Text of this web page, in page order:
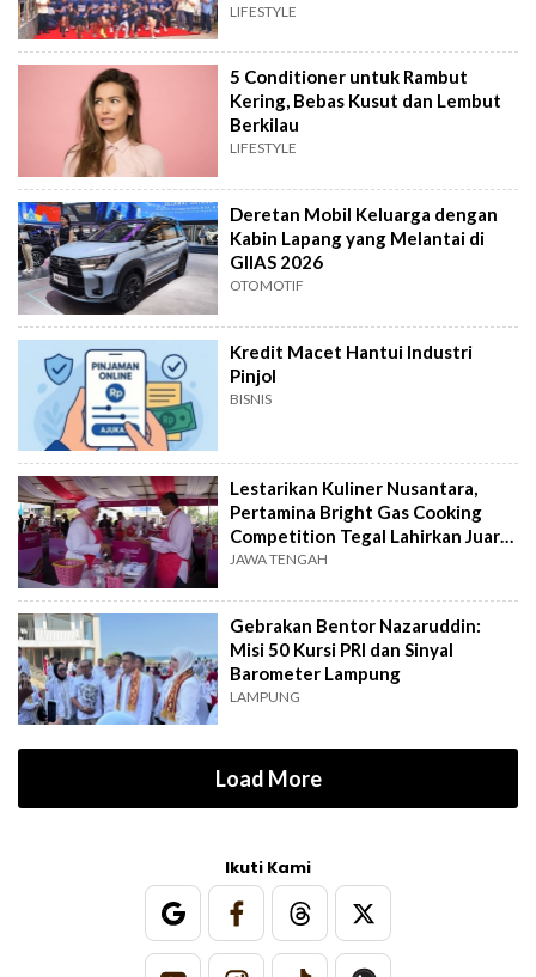
LIFESTYLE
5 Conditioner untuk Rambut
Kering, Bebas Kusut dan Lembut
Berkilau
LIFESTYLE
Deretan Mobil Keluarga dengan
Kabin Lapang yang Melantai di
GIIAS 2026
OTOMOTIF
Kredit Macet Hantui Industri
Pinjol
BISNIS
Lestarikan Kuliner Nusantara,
Pertamina Bright Gas Cooking
Competition Tegal Lahirkan Juara
Baru
JAWA TENGAH
Gebrakan Bentor Nazaruddin:
Misi 50 Kursi PRI dan Sinyal
Barometer Lampung
LAMPUNG
Load More
Ikuti Kami